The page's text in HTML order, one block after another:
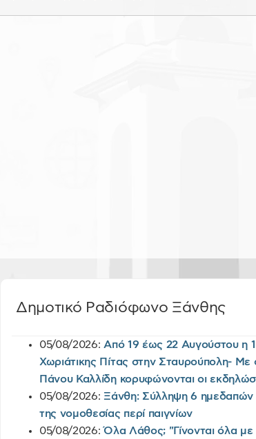
Δημοτικό Ραδιόφωνο Ξάνθης
05/08/2026: Από 19 έως 22 Αυγούστου η
Χωριάτικης Πίτας στην Σταυρούπολη- Με
Πάνου Καλλίδη κορυφώνονται οι
05/08/2026: Ξάνθη: Σύλληψη 6 ημεδαπών
της νομοθεσίας περί παιγνίων
05/08/2026:Όλα Λάθος; "Γίνονται όλα με